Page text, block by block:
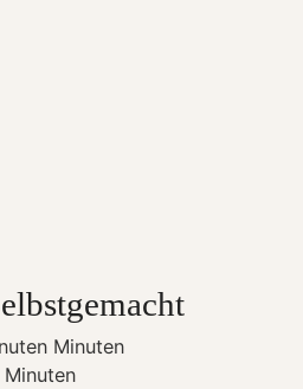
Minuten
Minuten